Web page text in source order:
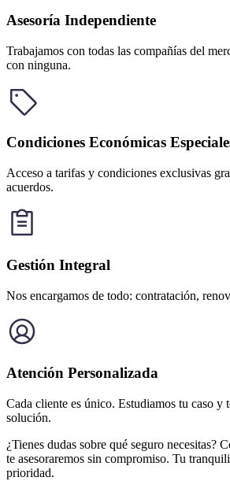
Asesoría Independiente
Trabajamos con todas las compañías del
con ninguna.
Condiciones Económicas
Acceso a tarifas y condiciones exclusivas
acuerdos.
Gestión Integral
Nos encargamos de todo: contratación,
Atención Personalizada
Cada cliente es único. Estudiamos tu caso y
solución.
¿Tienes dudas sobre qué seguro necesitas?
te asesoraremos sin compromiso. Tu
prioridad.